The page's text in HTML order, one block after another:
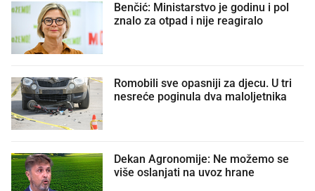
Benčić: Ministarstvo je godinu i pol
znalo za otpad i nije reagiralo
Romobili sve opasniji za djecu. U tri
nesreće poginula dva maloljetnika
Dekan Agronomije: Ne možemo se
više oslanjati na uvoz hrane